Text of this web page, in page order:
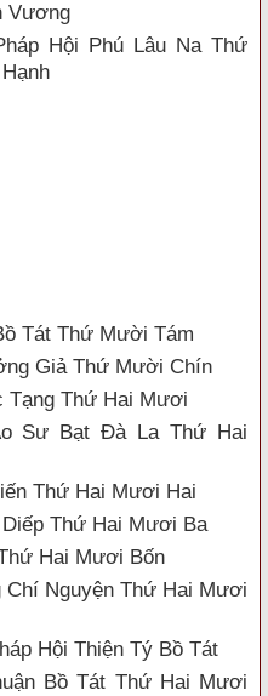
Vương
Hội Phú Lâu Na Thứ
Tát Thứ Mười Tám
Giả Thứ Mười Chín
Tạng Thứ Hai Mươi
Sư Bạt Đà La Thứ Hai
Thứ Hai Mươi Hai
Thứ Hai Mươi Ba
Hai Mươi Bốn
Chí Nguyện Thứ Hai Mươi
Hội Thiện Tý Bồ Tát
Bồ Tát Thứ Hai Mươi